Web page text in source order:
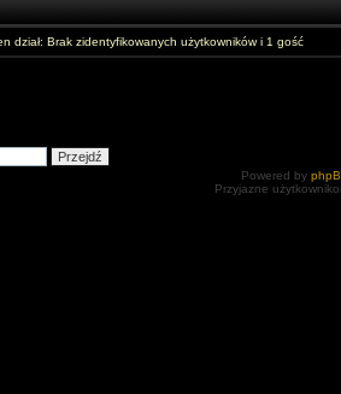
dział: Brak zidentyfikowanych użytkowników i 1 gość
Powered by
Przyjazne